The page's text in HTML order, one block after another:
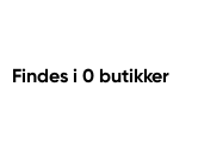
Findes i 0 butikker